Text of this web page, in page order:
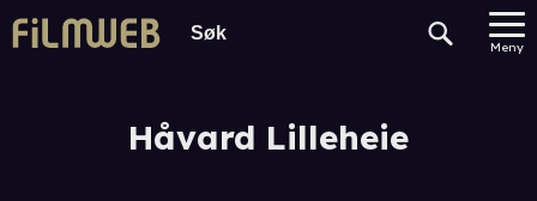
Meny
Håvard Lilleheie